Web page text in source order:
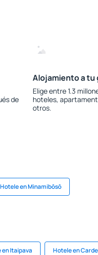
de
Alojamiento a tu
Elige entre 1.3
hoteles,
otros.
Hotele en Minamibōsō
en Itaipava Hotele en